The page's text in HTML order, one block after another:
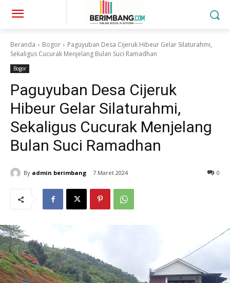
Beranda Bogor
Paguyuban Desa Cijeruk Hibeur Gelar Silaturahmi,
Sekaligus Cucurak Menjelang Bulan Suci Ramadhan
Bogor
Paguyuban Desa Cijeruk
Hibeur Gelar Silaturahmi,
Sekaligus Cucurak Menjelang
Bulan Suci Ramadhan
By admin berimbang 7 Maret 2024 0